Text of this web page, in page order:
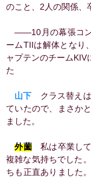
のこと、2人の関係、
――10月の幕張コン
ームTIIは解体となり
ャプテンのチームKIV
た
山下 クラス替えは
ていたので、まさか
ました。
外薗私は卒業して
複雑な気持ちでした
ちも正直ありました